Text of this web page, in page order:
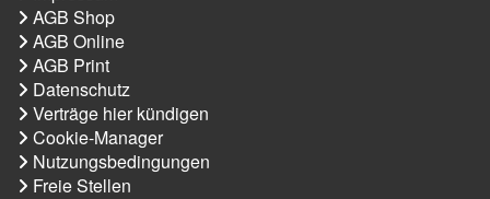
AGB Shop
AGB Online
AGB Print
Datenschutz
Verträge hier kündigen
Cookie-Manager
Nutzungsbedingungen
Freie Stellen